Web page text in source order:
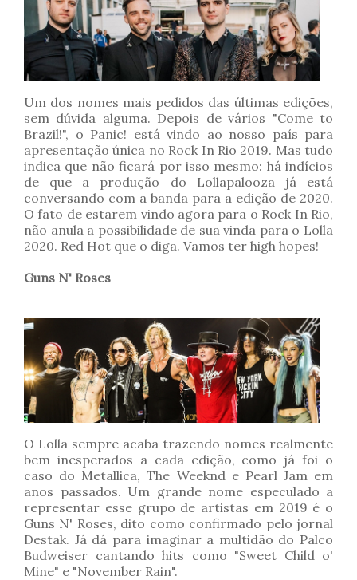
Um dos nomes mais pedidos das últimas edições,
sem dúvida alguma. Depois de vários "Come to
Brazil!", o Panic! está vindo ao nosso país para
apresentação única no Rock In Rio 2019. Mas tudo
indica que não ficará por isso mesmo: há indícios
de que a produção do Lollapalooza já está
conversando com a banda para a edição de 2020.
O fato de estarem vindo agora para o Rock In Rio,
não anula a possibilidade de sua vinda para o Lolla
2020. Red Hot que o diga. Vamos ter high hopes!
Guns N' Roses
O Lolla sempre acaba trazendo nomes realmente
bem inesperados a cada edição, como já foi o
caso do Metallica, The Weeknd e Pearl Jam em
anos passados. Um grande nome especulado a
representar esse grupo de artistas em 2019 é o
Guns N' Roses, dito como confirmado pelo jornal
Destak. Já dá para imaginar a multidão do Palco
Budweiser cantando hits como "Sweet Child o'
Mine" e "November Rain".